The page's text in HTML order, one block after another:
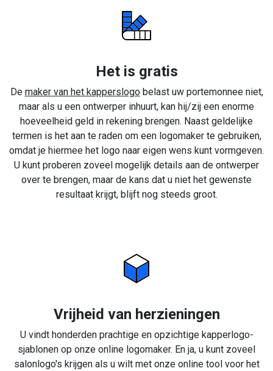
Het is gratis
De maker van het kapperslogobelast uw portemonnee niet,
maar als u een ontwerper inhuurt, kan hij/zij een enorme
hoeveelheid geld in rekening brengen. Naast geldelijke
termen is het aan te raden om een logomaker te gebruiken,
omdat je hiermee het logo naar eigen wens kunt vormgeven.
U kunt proberen zoveel mogelijk details aan de ontwerper
over te brengen, maar de kans dat u niet het gewenste
resultaat krijgt, blijft nog steeds groot.
Vrijheid van herzieningen
U vindt honderden prachtige en opzichtige kapperlogo-
sjablonen op onze online logomaker. En ja, u kunt zoveel
salonlogo's krijgen als u wilt met onze online tool voor het